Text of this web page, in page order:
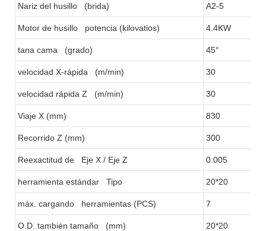
Nariz del husillo (brida) A2-5
Motor de husillo potencia (kilovatios) 4.4KW
tana cama (grado) 45°
velocidad X-rápida (m/min) 30
velocidad rápida Z (m/min) 30
Viaje X (mm) 830
Recorrido Z (mm) 300
Reexactitud de Eje X / Eje Z 0.005
herramienta estándar Tipo 20*20
máx. cargando herramientas (PCS) 7
O.D. también tamaño (mm) 20*20